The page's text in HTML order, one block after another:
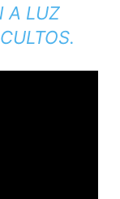
A LUZ